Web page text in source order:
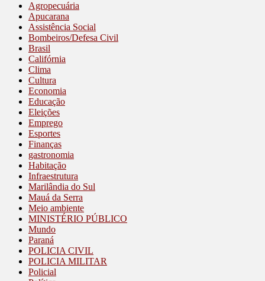
Agropecuária
Apucarana
Assistência Social
Bombeiros/Defesa Civil
Brasil
Califórnia
Clima
Cultura
Economia
Educação
Eleições
Emprego
Esportes
Finanças
gastronomia
Habitação
Infraestrutura
Marilândia do Sul
Mauá da Serra
Meio ambiente
MINISTÉRIO PÚBLICO
Mundo
Paraná
POLICIA CIVIL
POLICIA MILITAR
Policial